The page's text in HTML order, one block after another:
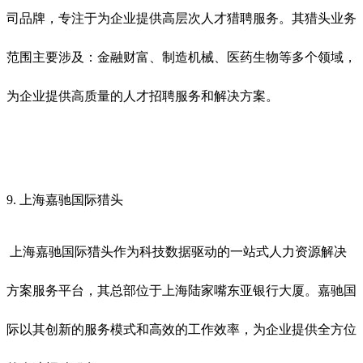
司品牌，专注于为企业提供高层次人才猎聘服务。其猎头业务
范围主要涉及：金融财富、制造机械、医药生物等多个领域，
为企业提供高质量的人才招聘服务和解决方案。
9. 上海嘉驰国际猎头
上海嘉驰国际猎头作为科技数据驱动的一站式人力资源解决
方案服务平台，其总部位于上海陆家嘴东亚银行大厦。嘉驰国
际以其创新的服务模式和高效的工作效率，为企业提供全方位